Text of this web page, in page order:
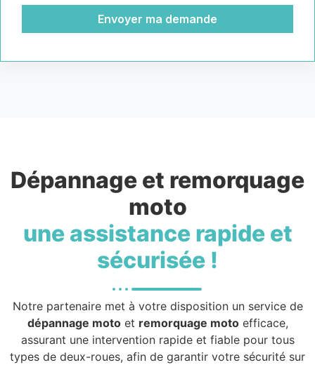
Envoyer ma demande
Dépannage et remorquage
moto
une assistance rapide et
sécurisée !
Notre partenaire met à votre disposition un service de
dépannage motoet remorquage motoefficace,
assurant une intervention rapide et fiable pour tous
types de deux-roues, afin de garantir votre sécurité sur